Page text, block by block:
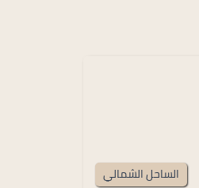
الساحل الشمالي